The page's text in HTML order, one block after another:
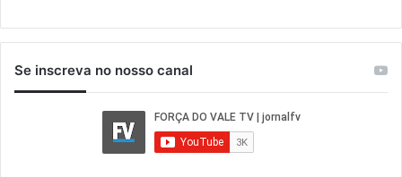
Se inscreva no nosso canal